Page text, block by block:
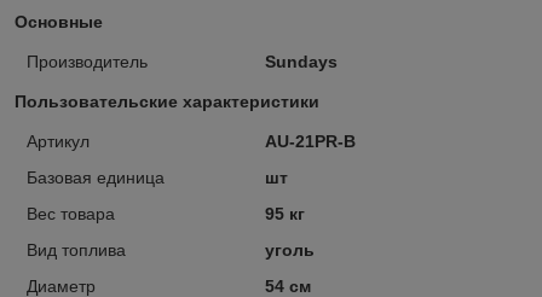
Основные
Производитель Sundays
Пользовательские характеристики
Артикул
AU-21PR-B
Базовая единица
шт
Вес товара
95 кг
Вид топлива
уголь
Диаметр
54 см